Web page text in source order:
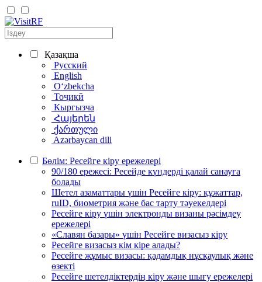
Қазақша
Русский
English
Oʻzbekcha
Тоҷикӣ
Кыргызча
Հայերեն
ქართული
Azərbaycan dili
Бөлім: Ресейге кіру ережелері
90/180 ережесі: Ресейде күндерді қалай санауға
болады
Шетел азаматтары үшін Ресейге кіру: құжаттар,
ruID, биометрия және бас тарту тәуекелдері
Ресейге кіру үшін электронды визаны рәсімдеу
ережелері
«Славян базары» үшін Ресейге визасыз кіру
Ресейге визасыз кім кіре алады?
Ресейге жұмыс визасы: қадамдық нұсқаулық және
өзекті
Ресейге шетелдіктердің кіру және шығу ережелері